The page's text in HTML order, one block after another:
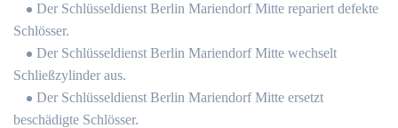
Der Schlüsseldienst Berlin Mariendorf Mitte repariert defekte
Schlösser.
Der Schlüsseldienst Berlin Mariendorf Mitte wechselt
Schließzylinder aus.
Der Schlüsseldienst Berlin Mariendorf Mitte ersetzt
beschädigte Schlösser.